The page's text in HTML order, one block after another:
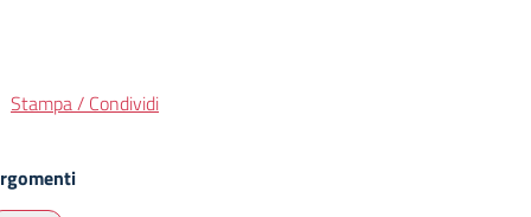
Stampa / Condividi